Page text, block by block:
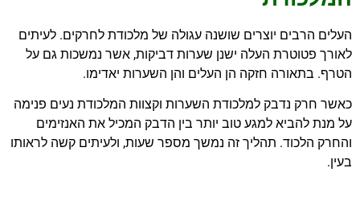
העלים הרבים יוצרים שושנה עגולה של מלכודת לחרקים. לעיתים
לאורך פטוטרת העלה ישנן שערות דביקות, אשר נמשכות גם על
הטרף. בתאורה חזקה הן העלים והן השערות יאדימו.
כאשר חרק נדבק למלכודת השערות וקצוות המלכודת נעים פנימה
על מנת להביא למגע טוב יותר בין הדבק המכיל את האנזימים
והחרק הלכוד. תהליך זה נמשך מספר שעות, ולעיתים קשה לראותו
בעין.